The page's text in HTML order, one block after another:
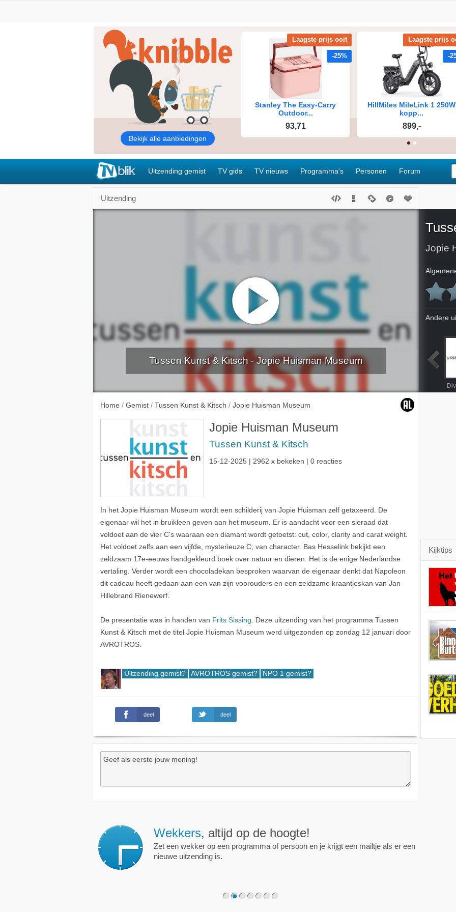
Uitzending gemist TV gids TV nieuws Programma's Personen Forum
Uitzending
Tussen Kunst & Kitsch - Jopie Huisman Museum
Home / Gemist / Tussen Kunst & Kitsch / Jopie Huisman Museum
Jopie Huisman Museum
Tussen Kunst & Kitsch
15-12-2025 | 2962 x bekeken | 0 reacties
In het Jopie Huisman Museum wordt een schilderij van Jopie Huisman zelf getaxeerd. De
eigenaar wil het in bruikleen geven aan het museum. Er is aandacht voor een sieraad dat
voldoet aan de vier C's waaraan een diamant wordt getoetst: cut, color, clarity and carat weight.
Het voldoet zelfs aan een vijfde, mysterieuze C; van character. Bas Hesselink bekijkt een
zeldzaam 17e-eeuws handgekleurd boek over natuur en dieren. Het is de enige Nederlandse
vertaling. Verder wordt een chocoladekan besproken waarvan de eigenaar denkt dat Napoleon
dit cadeau heeft gedaan aan een van zijn voorouders en een zeldzame kraantjeskan van Jan
Hillebrand Rienewerf.
De presentatie was in handen van Frits Sissing . Deze uitzending van het programma Tussen
Kunst & Kitsch met de titel Jopie Huisman Museum werd uitgezonden op zondag 12 januari door
AVROTROS.
Uitzending gemist? AVROTROS gemist? NPO 1 gemist?
deel deel
Jopie
Andere
Diverse Musea 2 Singer Laren
Kijktips
Wekkers, altijd op de hoogte!
Zet een wekker op een programma of persoon en je krijgt een mailtje als er een
nieuwe uitzending is.